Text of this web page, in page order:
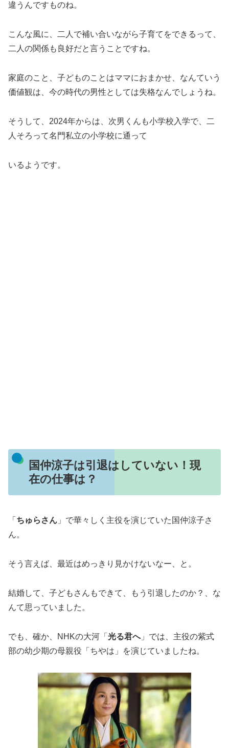
違うんですものね。
こんな風に、二人で補い合いながら子育てをできるって、
二人の関係も良好だと言うことですね。
家庭のこと、子どものことはママにおまかせ、なんていう
価値観は、今の時代の男性としては失格なんでしょうね。
そうして、2024年からは、次男くんも小学校入学で、二
人そろって名門私立の小学校に通って
いるようです。
国仲涼子は引退はしていない！現
在の仕事は？
「 ちゅらさん 」で華々しく主役を演じていた国仲涼子さ
ん。
そう言えば、最近はめっきり見かけないなー、と。
結婚して、子どもさんもできて、もう引退したのか？、な
んて思っていました。
でも、確か、NHKの大河「 光る君へ」では、主役の紫式
部の幼少期の母親役「ちやは」を演じていましたね。